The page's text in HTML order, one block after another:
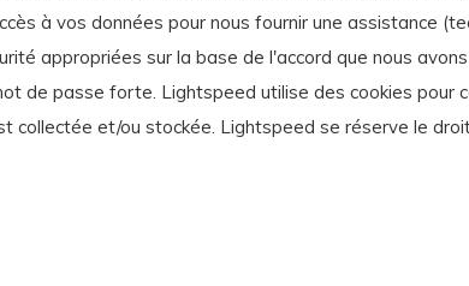
à vos données pour nous fournir une assistance
appropriées sur la base de l'accord que nous
de passe forte. Lightspeed utilise des cookies pour
collectée et/ou stockée. Lightspeed se réserve le